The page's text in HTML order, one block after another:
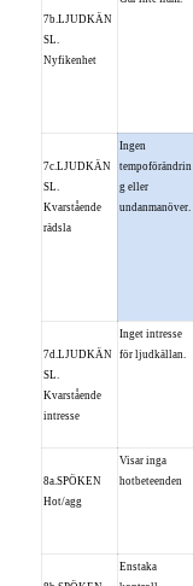
7b.LJUDKÄN
SL.
Nyfikenhet
7c.LJUDKÄN
SL.
Kvarstående
rädsla
Ingen
tempoförändrin
g eller
undanmanöver.
7d.LJUDKÄN
SL.
Kvarstående
intresse
Inget intresse
för ljudkällan.
8a.SPÖKEN
Hot/agg
Visar inga
hotbeteenden
Enstaka